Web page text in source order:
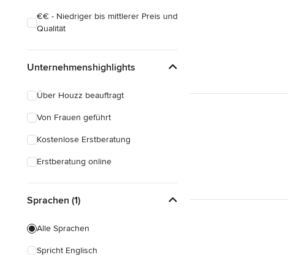
€€ - Niedriger bis mittlerer Preis und
Qualität
Unternehmenshighlights
Über Houzz beauftragt
Von Frauen geführt
Kostenlose Erstberatung
Erstberatung online
Sprachen (1)
Alle Sprachen
Spricht Englisch